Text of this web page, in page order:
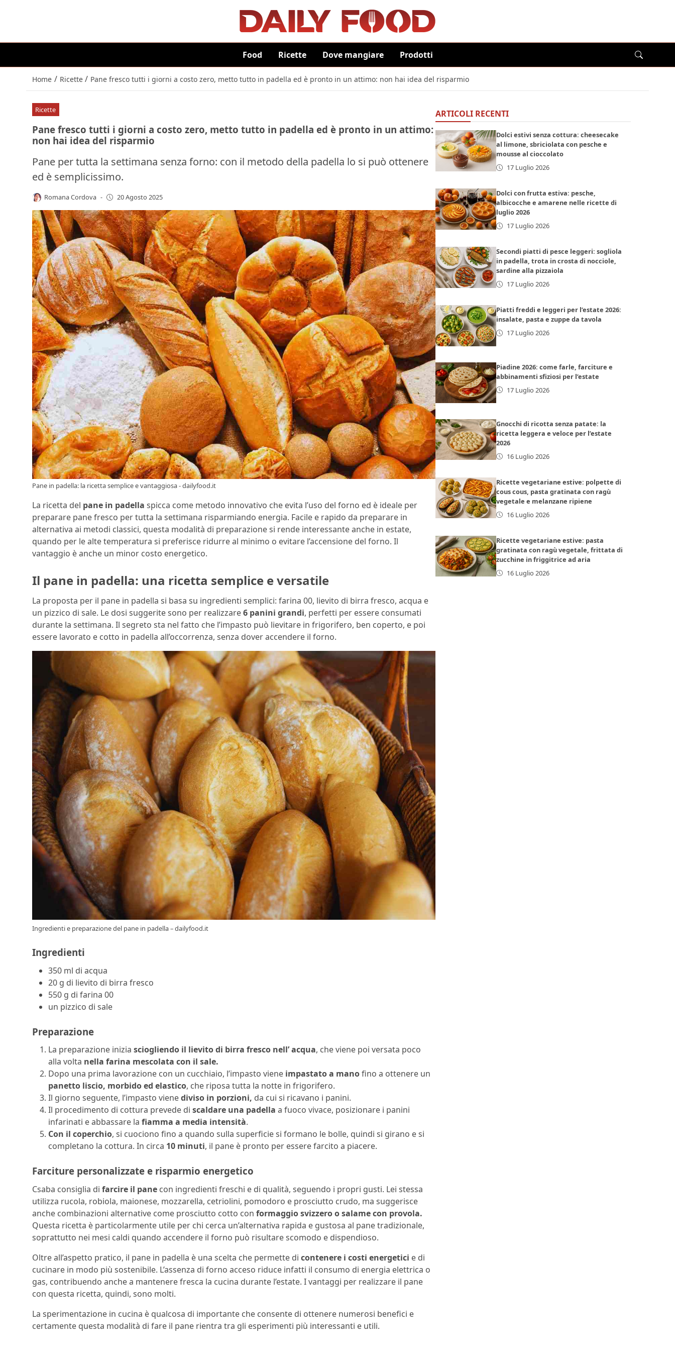
Food Ricette Dove mangiare Prodotti
Home / Ricette / Pane fresco tutti i giorni a costo zero, metto tutto in padella ed è pronto in un attimo: non hai idea del risparmio
Ricette
Pane fresco tutti i giorni a costo zero, metto tutto in padella ed è pronto in un attimo:
non hai idea del risparmio
Pane per tutta la settimana senza forno: con il metodo della padella lo si può ottenere
ed è semplicissimo.
Romana Cordova - 20 Agosto 2025
Pane in padella: la ricetta semplice e vantaggiosa - dailyfood.it
La ricetta del pane in padella spicca come metodo innovativo che evita l’uso del forno ed è ideale per
preparare pane fresco per tutta la settimana risparmiando energia. Facile e rapido da preparare in
alternativa ai metodi classici, questa modalità di preparazione si rende interessante anche in estate,
quando per le alte temperatura si preferisce ridurre al minimo o evitare l’accensione del forno. Il
vantaggio è anche un minor costo energetico.
Il pane in padella: una ricetta semplice e versatile
La proposta per il pane in padella si basa su ingredienti semplici: farina 00, lievito di birra fresco, acqua e
un pizzico di sale. Le dosi suggerite sono per realizzare6 panini grandi, perfetti per essere consumati
durante la settimana. Il segreto sta nel fatto che l’impasto può lievitare in frigorifero, ben coperto, e poi
essere lavorato e cotto in padella all’occorrenza, senza dover accendere il forno.
Ingredienti e preparazione del pane in padella – dailyfood.it
Ingredienti
350 ml di acqua
20 g di lievito di birra fresco
550 g di farina 00
un pizzico di sale
Preparazione
La preparazione inizia sciogliendo il lievito di birra fresco nell’ acqua, che viene poi versata poco
alla volta nella farina mescolata con il sale.
Dopo una prima lavorazione con un cucchiaio, l’impasto viene impastato a manofino a ottenere un
panetto liscio, morbido ed elastico, che riposa tutta la notte in frigorifero.
Il giorno seguente, l’impasto vienediviso in porzioni, da cui si ricavano i panini.
Il procedimento di cottura prevede di scaldare una padella a fuoco vivace, posizionare i panini
infarinati e abbassare la fiamma a media intensità.
Con il coperchio, si cuociono fino a quando sulla superficie si formano le bolle, quindi si girano e si
completano la cottura. In circa 10 minuti, il pane è pronto per essere farcito a piacere.
Farciture personalizzate e risparmio energetico
Csaba consiglia di farcire il pane con ingredienti freschi e di qualità, seguendo i propri gusti. Lei stessa
utilizza rucola, robiola, maionese, mozzarella, cetriolini, pomodoro e prosciutto crudo, ma suggerisce
anche combinazioni alternative come prosciutto cotto con formaggio svizzero o salame con provola.
Questa ricetta è particolarmente utile per chi cerca un’alternativa rapida e gustosa al pane tradizionale,
soprattutto nei mesi caldi quando accendere il forno può risultare scomodo e dispendioso.
Oltre all’aspetto pratico, il pane in padella è una scelta che permette di contenere i costi energetici e di
cucinare in modo più sostenibile. L’assenza di forno acceso riduce infatti il consumo di energia elettrica o
gas, contribuendo anche a mantenere fresca la cucina durante l’estate. I vantaggi per realizzare il pane
con questa ricetta, quindi, sono molti.
La sperimentazione in cucina è qualcosa di importante che consente di ottenere numerosi benefici e
certamente questa modalità di fare il pane rientra tra gli esperimenti più interessanti e utili.
ARTICOLI RECENTI
Dolci estivi senza cottura: cheesecake
al limone, sbriciolata con pesche e
mousse al cioccolato
17 Luglio 2026
Dolci con frutta estiva: pesche,
albicocche e amarene nelle ricette di
luglio 2026
17 Luglio 2026
Secondi piatti di pesce leggeri: sogliola
in padella, trota in crosta di nocciole,
sardine alla pizzaiola
17 Luglio 2026
Piatti freddi e leggeri per l’estate 2026:
insalate, pasta e zuppe da tavola
17 Luglio 2026
Piadine 2026: come farle, farciture e
abbinamenti sfiziosi per l’estate
17 Luglio 2026
Gnocchi di ricotta senza patate: la
ricetta leggera e veloce per l’estate
2026
16 Luglio 2026
Ricette vegetariane estive: polpette di
cous cous, pasta gratinata con ragù
vegetale e melanzane ripiene
16 Luglio 2026
Ricette vegetariane estive: pasta
gratinata con ragù vegetale, frittata di
zucchine in friggitrice ad aria
16 Luglio 2026